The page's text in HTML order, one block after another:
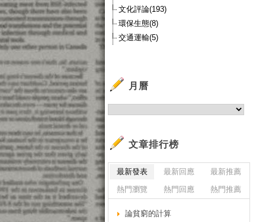
文化評論(193)
環保生態(8)
交通運輸(5)
月曆
文章排行榜
最新發表 最新回應
最新推薦
熱門瀏覽
熱門回應 熱門推薦
論貧窮的計算